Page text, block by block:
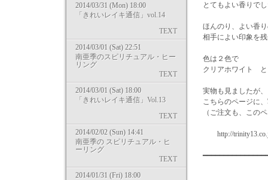
2014/03/31 (Mon) 18:00
「きれいレイキ通信」vol.14
TEXT
2014/03/01 (Sat) 22:51
南亜季のスピリチュアル・ヒー
リング
TEXT
2014/03/01 (Sat) 18:00
「きれいレイキ通信」Vol.13
TEXT
2014/02/02 (Sun) 14:41
南亜季の スピリチュアル・ヒ
ーリング
TEXT
2014/01/31 (Fri) 18:00
とてもよい香りで
ほんのり、よい香
相手によい印象を
色は２色で
クリアホワイト
実物も見ましたが
こちらのページに
（ご注文も、この
http://